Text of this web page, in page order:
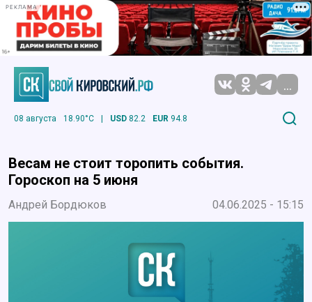
РЕКЛАМА
...
08 августа 18.90°C | USD 82.2 EUR 94.8
Весам не стоит торопить события.
Гороскоп на 5 июня
Андрей Бордюков 04.06.2025 - 15:15